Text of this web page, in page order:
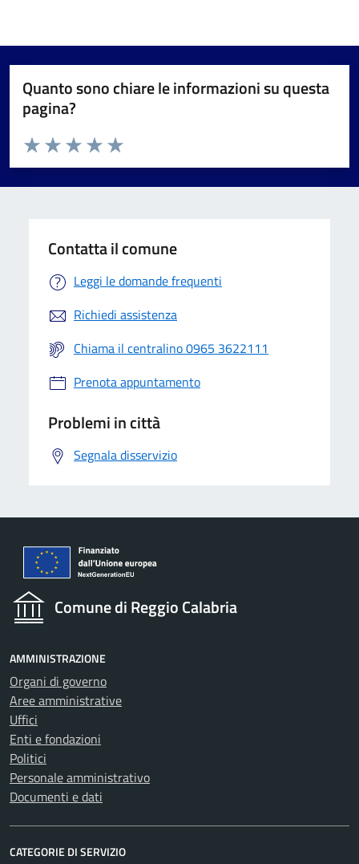
Quanto sono chiare le informazioni su questa
pagina?
Valuta da 1 a 5 stelle la pagina
Valuta 5 stelle su 5
Valuta 4 stelle su 5
Valuta 3 stelle su 5
Valuta 2 stelle su 5
Valuta 1 stelle su 5
Contatta il comune
Leggi le domande frequenti
Richiedi assistenza
Chiama il centralino 0965 3622111
Prenota appuntamento
Problemi in città
Segnala disservizio
Comune di Reggio Calabria
AMMINISTRAZIONE
Organi di governo
Aree amministrative
Uffici
Enti e fondazioni
Politici
Personale amministrativo
Documenti e dati
CATEGORIE DI SERVIZIO